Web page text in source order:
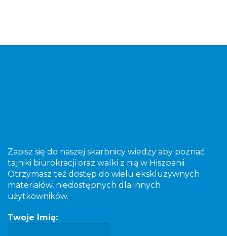
Zapisz się do naszej skarbnicy wiedzy aby poznać
tajniki biurokracji oraz walki z nią w Hiszpanii.
Otrzymasz też dostęp do wielu ekskluzywnych
materiałów, niedostępnych dla innych
użytkowników.
Twoje Imię: